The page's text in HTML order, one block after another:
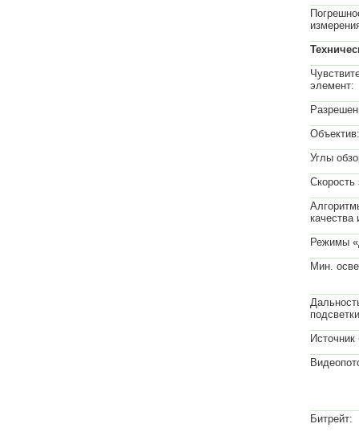
элемент:
Объектив:
Углы
Скорость
качества
Режимы
Мин.
Источник
Битрейт: